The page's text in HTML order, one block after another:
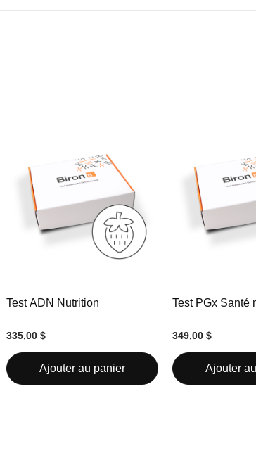
Test ADN Nutrition
335,00 $
Ajouter au panier
Test PGx Santé
349,00 $
Ajouter